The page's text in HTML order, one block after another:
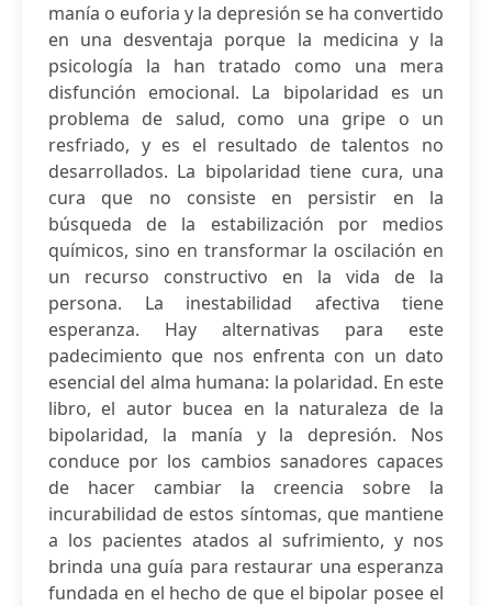
manía o euforia y la depresión se ha convertido
en una desventaja porque la medicina y la
psicología la han tratado como una mera
disfunción emocional. La bipolaridad es un
problema de salud, como una gripe o un
resfriado, y es el resultado de talentos no
desarrollados. La bipolaridad tiene cura, una
cura que no consiste en persistir en la
búsqueda de la estabilización por medios
químicos, sino en transformar la oscilación en
un recurso constructivo en la vida de la
persona. La inestabilidad afectiva tiene
esperanza. Hay alternativas para este
padecimiento que nos enfrenta con un dato
esencial del alma humana: la polaridad. En este
libro, el autor bucea en la naturaleza de la
bipolaridad, la manía y la depresión. Nos
conduce por los cambios sanadores capaces
de hacer cambiar la creencia sobre la
incurabilidad de estos síntomas, que mantiene
a los pacientes atados al sufrimiento, y nos
brinda una guía para restaurar una esperanza
fundada en el hecho de que el bipolar posee el